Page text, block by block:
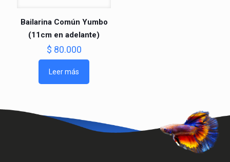
Bailarina Común Yumbo
(11cm en adelante)
$ 80.000
Leer más